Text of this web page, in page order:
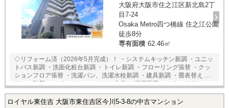
大阪府大阪市住之江区新北島2丁
目7-24
Osaka Metro四つ橋線 住之江公園
徒歩8分
専有面積 62.46㎡
◇リフォーム済（2026年5月完成）！ ・システムキッチン新調 ・ユニッ
トバス新調 ・洗面化粧台新調 ・トイレ新調 ・フローリング張替 ・クッ
ションフロア張替 ・洗濯パン、洗濯水栓新調 ・建具新調 ・畳表替え ・
クロス貼替 ・スイッチ、コンセント交換 ・網戸張替 ・ハウスクリーニ
ング 他 ◆眺望良好♪ ◆平面駐車場空き有♪ ◆周辺施設充実で生活に便利♪
※当社ではネットで他社様が広告している物件も同時に紹介・案内可能
ロイヤル東住吉 大阪市東住吉区今川5-3-8の中古マンション